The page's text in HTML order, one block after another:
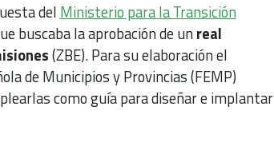
del Ministerio para la Transición
buscaba la aprobación de unreal
(ZBE). Para su elaboración el
de Municipios y Provincias (FEMP)
como guía para diseñar e implantar